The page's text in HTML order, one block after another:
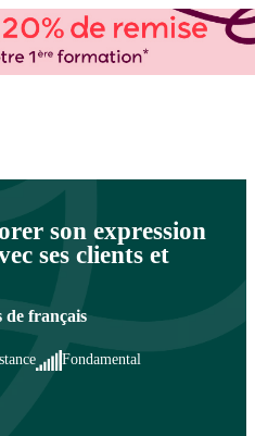
formation à Paris et en régions
son expression
ses clients et
de français
Fondamental